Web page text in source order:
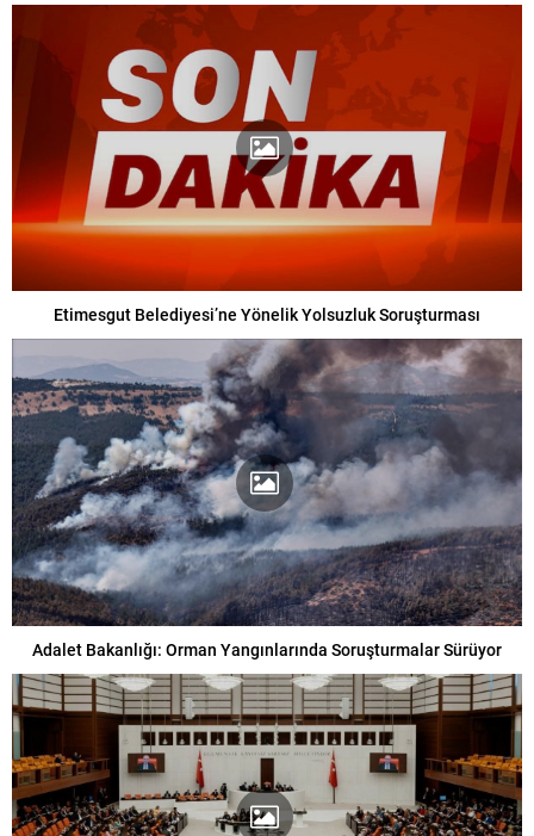
Etimesgut Belediyesi’ne Yönelik Yolsuzluk Soruşturması
Adalet Bakanlığı: Orman Yangınlarında Soruşturmalar Sürüyor